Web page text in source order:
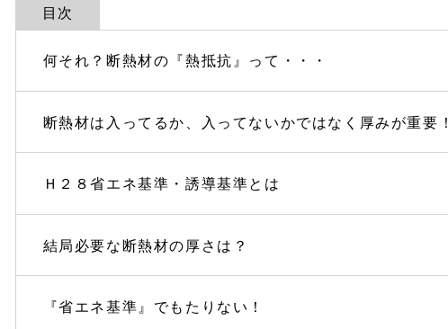
目次
何それ？断熱材の『熱抵抗』って・・・
断熱材は入ってるか、入ってないかではなく厚みが重要！
Ｈ２８省エネ基準・誘導基準とは
結局必要な断熱材の厚さは？
『省エネ基準』でもたりない！